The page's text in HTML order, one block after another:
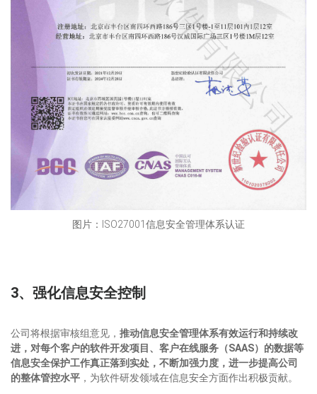
图片：ISO27001信息安全管理体系认证
3、强化信息安全控制
公司将根据审核组意见， 推动信息安全管理体系有效运行和持续改
进，对每个客户的软件开发项目、客户在线服务（SAAS）的数据等
信息安全保护工作真正落到实处，不断加强力度，进一步提高公司
的整体管控水平 ，为软件研发领域在信息安全方面作出积极贡献。